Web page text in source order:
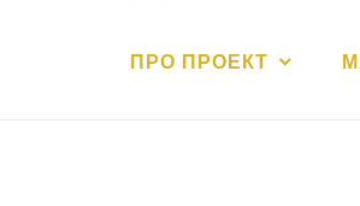
ПРО ПРОЕКТ